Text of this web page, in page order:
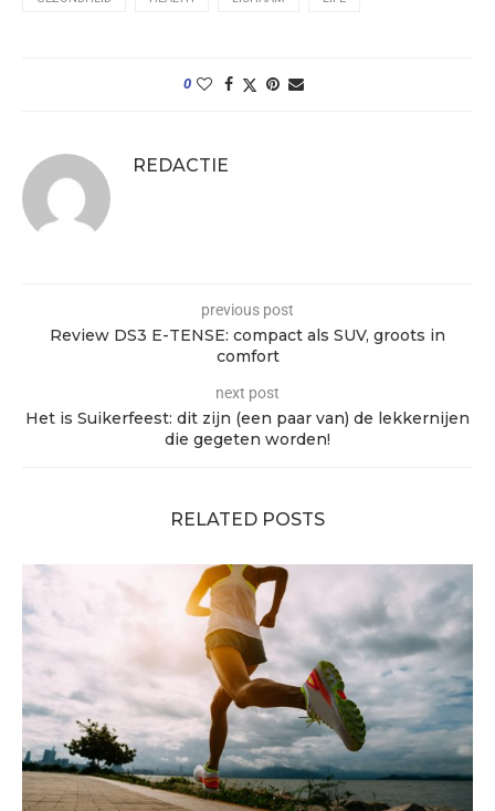
0
REDACTIE
previous post
Review DS3 E-TENSE: compact als SUV, groots in
comfort
next post
Het is Suikerfeest: dit zijn (een paar van) de lekkernijen
die gegeten worden!
RELATED POSTS